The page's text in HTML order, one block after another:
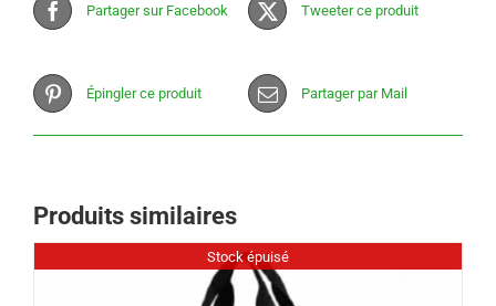
Partager sur Facebook Tweeter ce produit
Épingler ce produit Partager par Mail
Produits similaires
Stock épuisé